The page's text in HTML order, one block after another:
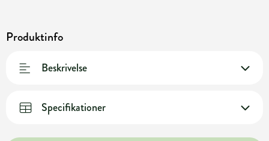
Produktinfo
Beskrivelse
Specifikationer